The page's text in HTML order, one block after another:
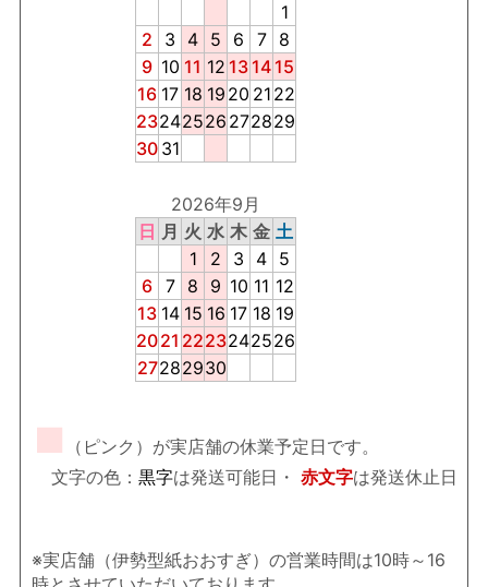
1
2
3 4 5 6 7
8
9 10 11 12 13 14 15
16 17 18 19 20 21 22
23242526 272829
30 31
2026年9月
日 月 火 水 木 金 土
1
2 3 4 5
6 7 8 9 10 11 12
13 14 15 16 17 18 19
2021 2223242526
27282930
■
（ピンク）が実店舗の休業予定日です。
文字の色： 黒字は発送可能日・ 赤文字は発送休止日
※実店舗（伊勢型紙おおすぎ）の営業時間は10時～16